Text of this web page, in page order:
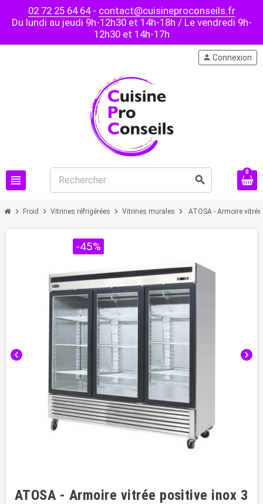
02 72 25 64 64- contact@cuisineproconseils.fr
Du lundi au jeudi 9h-12h30 et 14h-18h / Le vendredi 9h-
12h30 et 14h-17h
view_headline search
person Connexion
0
chevron_right Froid chevron_right Vitrines réfrigérées chevron_right Vitrines murales chevron_right ATOSA - Armoire
chevron_left chevron_right
-45%
ATOSA - Armoire vitrée positive inox 3